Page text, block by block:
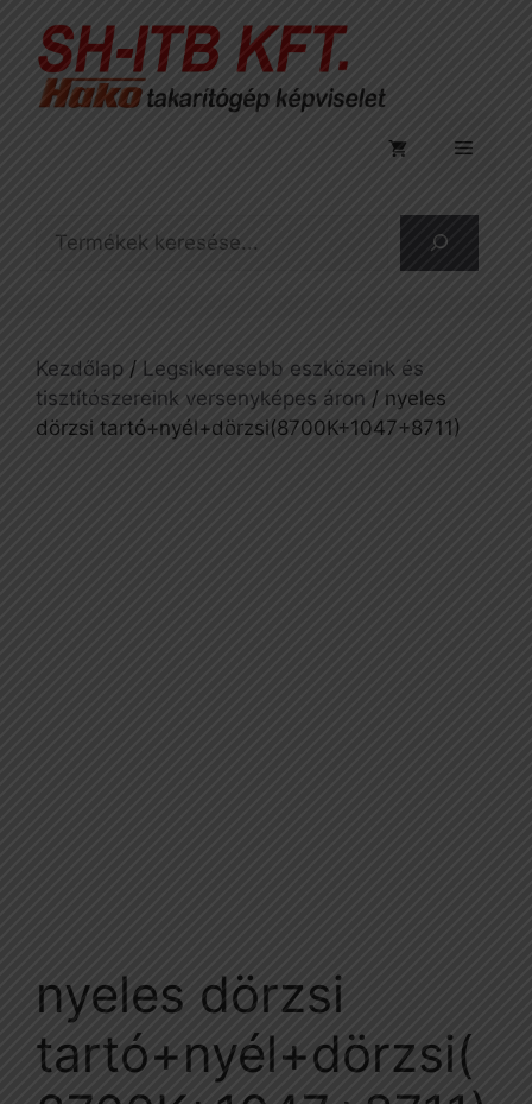
tartalomba
Menü
Kezdőlap / Legsikeresebb eszközeink és
tisztítószereink versenyképes áron / nyeles
dörzsi tartó+nyél+dörzsi(8700K+1047+8711)
nyeles dörzsi
tartó+nyél+dörzsi(